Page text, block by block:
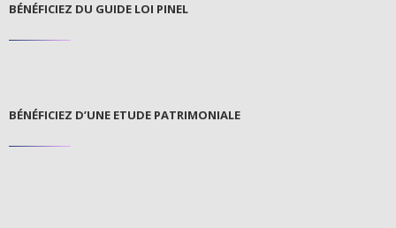
BÉNÉFICIEZ DU GUIDE LOI PINEL
BÉNÉFICIEZ D’UNE ETUDE PATRIMONIALE